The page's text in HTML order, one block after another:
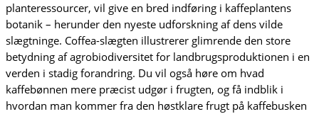
planteressourcer, vil give en bred indføring i kaffeplantens
botanik – herunder den nyeste udforskning af dens vilde
slægtninge. Coffea-slægten illustrerer glimrende den store
betydning af agrobiodiversitet for landbrugsproduktionen i en
verden i stadig forandring. Du vil også høre om hvad
kaffebønnen mere præcist udgør i frugten, og få indblik i
hvordan man kommer fra den høstklare frugt på kaffebusken